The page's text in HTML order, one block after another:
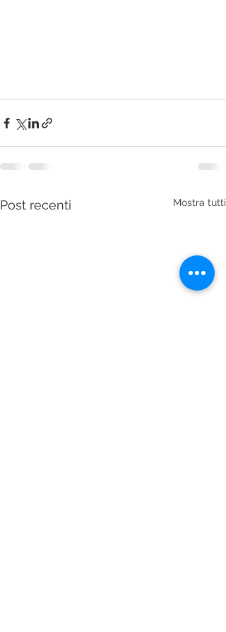
Post recenti Mostra tutti